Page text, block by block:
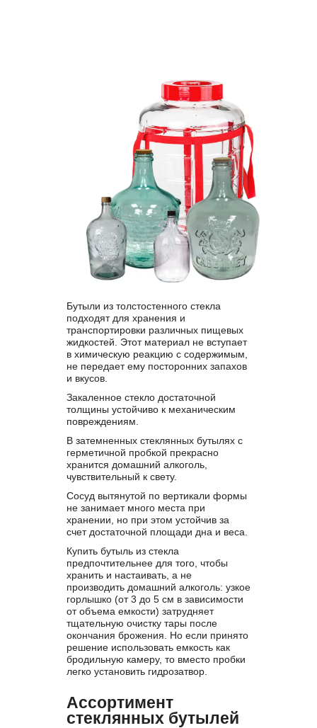
Бутыли из толстостенного стекла
подходят для хранения и
транспортировки различных пищевых
жидкостей. Этот материал не вступает
в химическую реакцию с содержимым,
не передает ему посторонних запахов
и вкусов.
Закаленное стекло достаточной
толщины устойчиво к механическим
повреждениям.
В затемненных стеклянных бутылях с
герметичной пробкой прекрасно
хранится домашний алкоголь,
чувствительный к свету.
Сосуд вытянутой по вертикали формы
не занимает много места при
хранении, но при этом устойчив за
счет достаточной площади дна и веса.
Купить бутыль из стекла
предпочтительнее для того, чтобы
хранить и настаивать, а не
производить домашний алкоголь: узкое
горлышко (от 3 до 5 см в зависимости
от объема емкости) затрудняет
тщательную очистку тары после
окончания брожения. Но если принято
решение использовать емкость как
бродильную камеру, то вместо пробки
легко установить гидрозатвор.
Ассортимент
стеклянных бутылей